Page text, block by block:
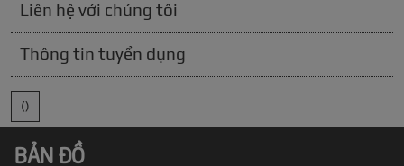
Liên hệ với chúng tôi
Thông tin tuyển dụng
()
BẢN ĐỒ